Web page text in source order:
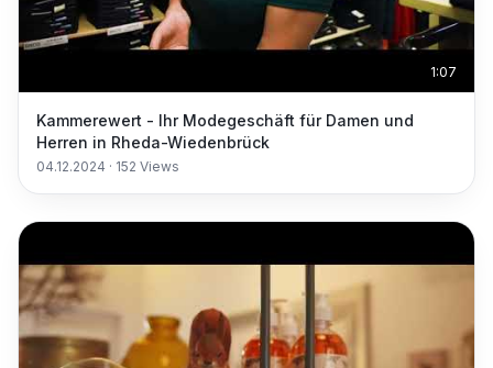
1:07
Kammerewert - Ihr Modegeschäft für Damen und
Herren in Rheda-Wiedenbrück
04.12.2024 · 152 Views